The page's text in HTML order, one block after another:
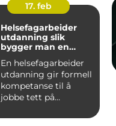
17. feb
Helsefagarbeider
utdanning slik
bygger man en
En helsefagarbeider
utdanning gir formell
kompetanse til å
jobbe tett på
trenger hjelp...